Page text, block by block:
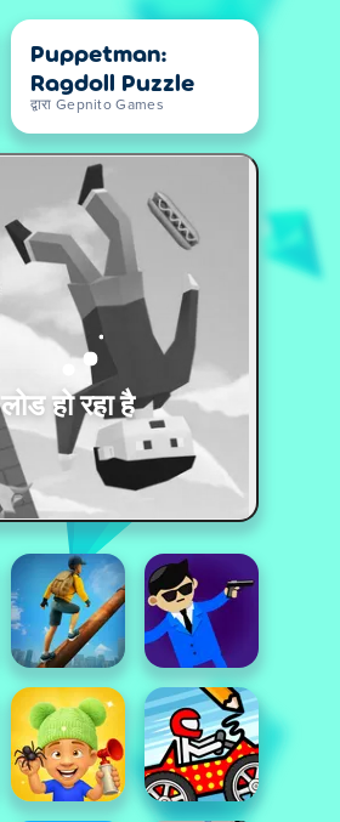
Puppetman:
Ragdoll Puzzle
द्वारा Gepnito Games
लोड हो रहा है